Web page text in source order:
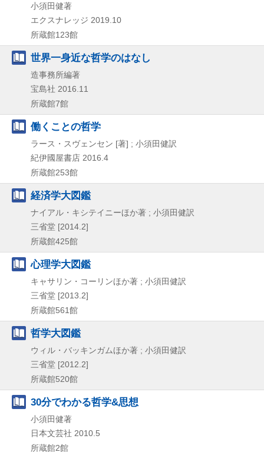
小須田健著
エクスナレッジ 2019.10
所蔵館123館
世界一身近な哲学のはなし
造事務所編著
宝島社 2016.11
所蔵館7館
働くことの哲学
ラース・スヴェンセン [著] ; 小須田健訳
紀伊國屋書店 2016.4
所蔵館253館
経済学大図鑑
ナイアル・キシテイニーほか著 ; 小須田健訳
三省堂 [2014.2]
所蔵館425館
心理学大図鑑
キャサリン・コーリンほか著 ; 小須田健訳
三省堂 [2013.2]
所蔵館561館
哲学大図鑑
ウィル・バッキンガムほか著 ; 小須田健訳
三省堂 [2012.2]
所蔵館520館
30分でわかる哲学&思想
小須田健著
日本文芸社 2010.5
所蔵館2館